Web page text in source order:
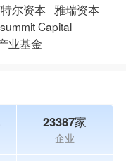
尔资本 雅瑞资本
Capital
业基金
23387家
企业